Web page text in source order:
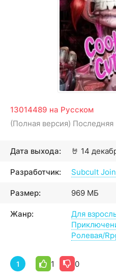
13014489 на Русском
(Полная версия) Последняя
🤘
Дата выхода: 14
Разработчик: Subcult
Размер: 969 МБ
Жанр: Для
Ролевая/
1 1 0